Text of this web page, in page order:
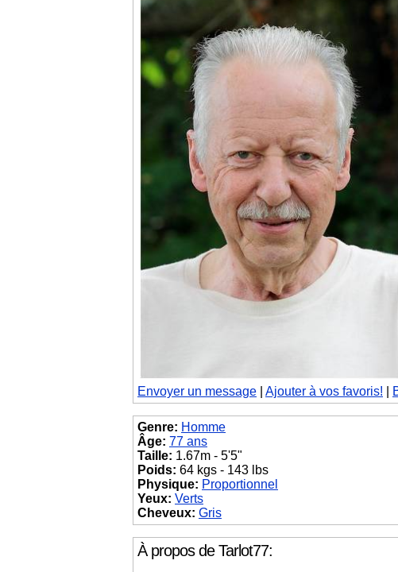
Envoyer un message Ajouter à vos favoris!
Genre: Homme
Âge: 77 ans
Taille: 1.67m - 5'5"
Poids: 64 kgs - 143 lbs
Physique: Proportionnel
Yeux: Verts
Cheveux: Gris
À propos de Tarlot77: